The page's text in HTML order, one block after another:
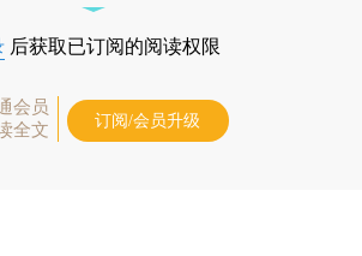
后获取已订阅的阅读权限
会员
全文
订阅/会员升级